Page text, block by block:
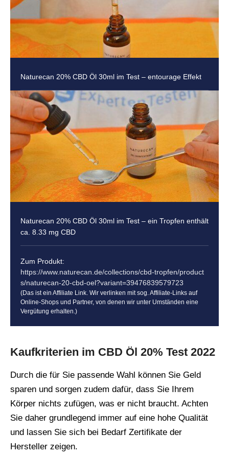
Naturecan 20% CBD Öl 30ml im Test – entourage Effekt
Naturecan 20% CBD Öl 30ml im Test – ein Tropfen enthält
ca. 8.33 mg CBD
Zum Produkt:
https://www.naturecan.de/collections/cbd-tropfen/product
s/naturecan-20-cbd-oel?variant=39476839579723
(Das ist ein Affiliate Link. Wir verlinken mit sog. Affiliate-Links auf
Online-Shops und Partner, von denen wir unter Umständen eine
Vergütung erhalten.)
Kaufkriterien im CBD Öl 20% Test 2022
Durch die für Sie passende Wahl können Sie Geld
sparen und sorgen zudem dafür, dass Sie Ihrem
Körper nichts zufügen, was er nicht braucht. Achten
Sie daher grundlegend immer auf eine hohe Qualität
und lassen Sie sich bei Bedarf Zertifikate der
Hersteller zeigen.